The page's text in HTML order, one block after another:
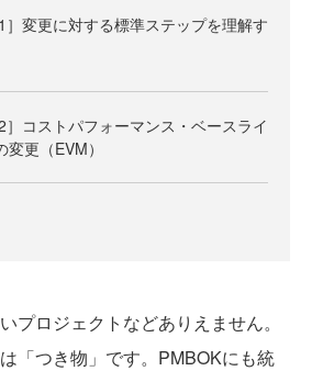
1］変更に対する標準ステップを理解す
2］コストパフォーマンス・ベースライ
変更（EVM）
プロジェクトなどありえません。
「つき物」です。PMBOKにも統